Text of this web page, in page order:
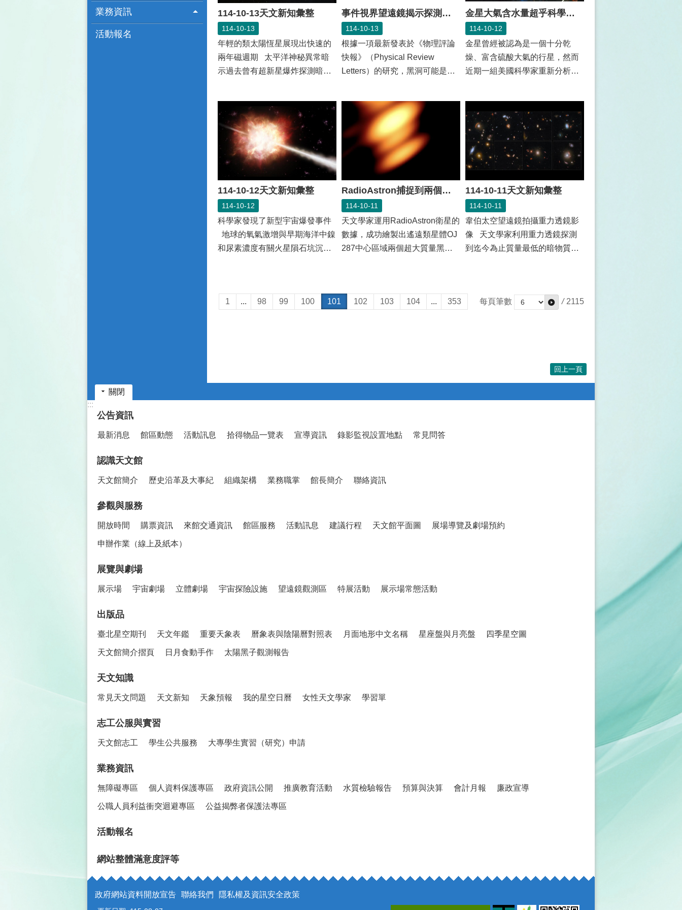
業務資訊
活動報名
114-10-13天文新知彙整
114-10-13
年輕的類太陽恆星展現出快速的
兩年磁週期 太平洋神秘異常暗
示過去曾有超新星爆炸探測暗物
事件視界望遠鏡揭示探測暗物質的全新方法
114-10-13
根據一項最新發表於《物理評論
快報》（Physical Review
Letters）的研究，黑洞可能是解
金星大氣含水量超乎科學家預期
114-10-12
金星曾經被認為是一個十分乾
燥、富含硫酸大氣的行星，然而
近期一組美國科學家重新分析過
114-10-12天文新知彙整
114-10-12
科學家發現了新型宇宙爆發事件
地球的氧氣激增與早期海洋中鎳
和尿素濃度有關火星隕石坑沉積
RadioAstron捕捉到兩個超大質量黑洞互繞的影像
114-10-11
天文學家運用RadioAstron衛星的
數據，成功繪製出遙遠類星體OJ
287中心區域兩個超大質量黑洞
114-10-11天文新知彙整
114-10-11
韋伯太空望遠鏡拍攝重力透鏡影
像 天文學家利用重力透鏡探測
到迄今為止質量最低的暗物質發
1 ... 98 99 100 101 102 103 104 ... 353 每頁筆數 / 2115
回上一頁
關閉
:::
公告資訊
最新消息 館區動態 活動訊息 拾得物品一覽表 宣導資訊 錄影監視設置地點 常見問答
認識天文館
天文館簡介 歷史沿革及大事紀 組織架構 業務職掌 館長簡介 聯絡資訊
參觀與服務
開放時間 購票資訊 來館交通資訊 館區服務 活動訊息 建議行程 天文館平面圖 展場導覽及劇場預約
申辦作業（線上及紙本）
展覽與劇場
展示場 宇宙劇場 立體劇場 宇宙探險設施 望遠鏡觀測區 特展活動 展示場常態活動
出版品
臺北星空期刊 天文年鑑 重要天象表 曆象表與陰陽曆對照表 月面地形中文名稱 星座盤與月亮盤 四季星空圖
天文館簡介摺頁 日月食動手作 太陽黑子觀測報告
天文知識
常見天文問題 天文新知 天象預報 我的星空日曆 女性天文學家 學習單
志工公服與實習
天文館志工 學生公共服務 大專學生實習（研究）申請
業務資訊
無障礙專區 個人資料保護專區 政府資訊公開 推廣教育活動 水質檢驗報告 預算與決算 會計月報 廉政宣導
公職人員利益衝突迴避專區 公益揭弊者保護法專區
活動報名
網站整體滿意度評等
政府網站資料開放宣告 聯絡我們 隱私權及資訊安全政策